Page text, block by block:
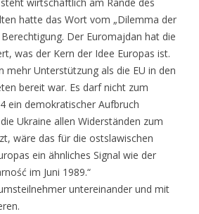
hatte das Wort vom „Dilemma der
Der Euromajdan hat die
was der Kern der Idee Europas ist.
mehr Unterstützung als die EU in den
bereit war. Es darf nicht zum
ein demokratischer Aufbruch
Ukraine allen Widerständen zum
wäre das für die ostslawischen
ein ähnliches Signal wie der
im Juni 1989.“
untereinander und mit